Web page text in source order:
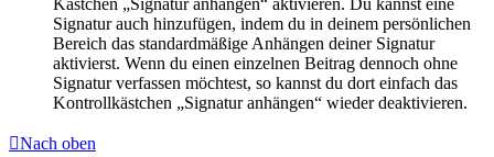
Kästchen „Signatur anhängen“ aktivieren. Du kannst eine
Signatur auch hinzufügen, indem du in deinem persönlichen
Bereich das standardmäßige Anhängen deiner Signatur
aktivierst. Wenn du einen einzelnen Beitrag dennoch ohne
Signatur verfassen möchtest, so kannst du dort einfach das
Kontrollkästchen „Signatur anhängen“ wieder deaktivieren.
Nach oben